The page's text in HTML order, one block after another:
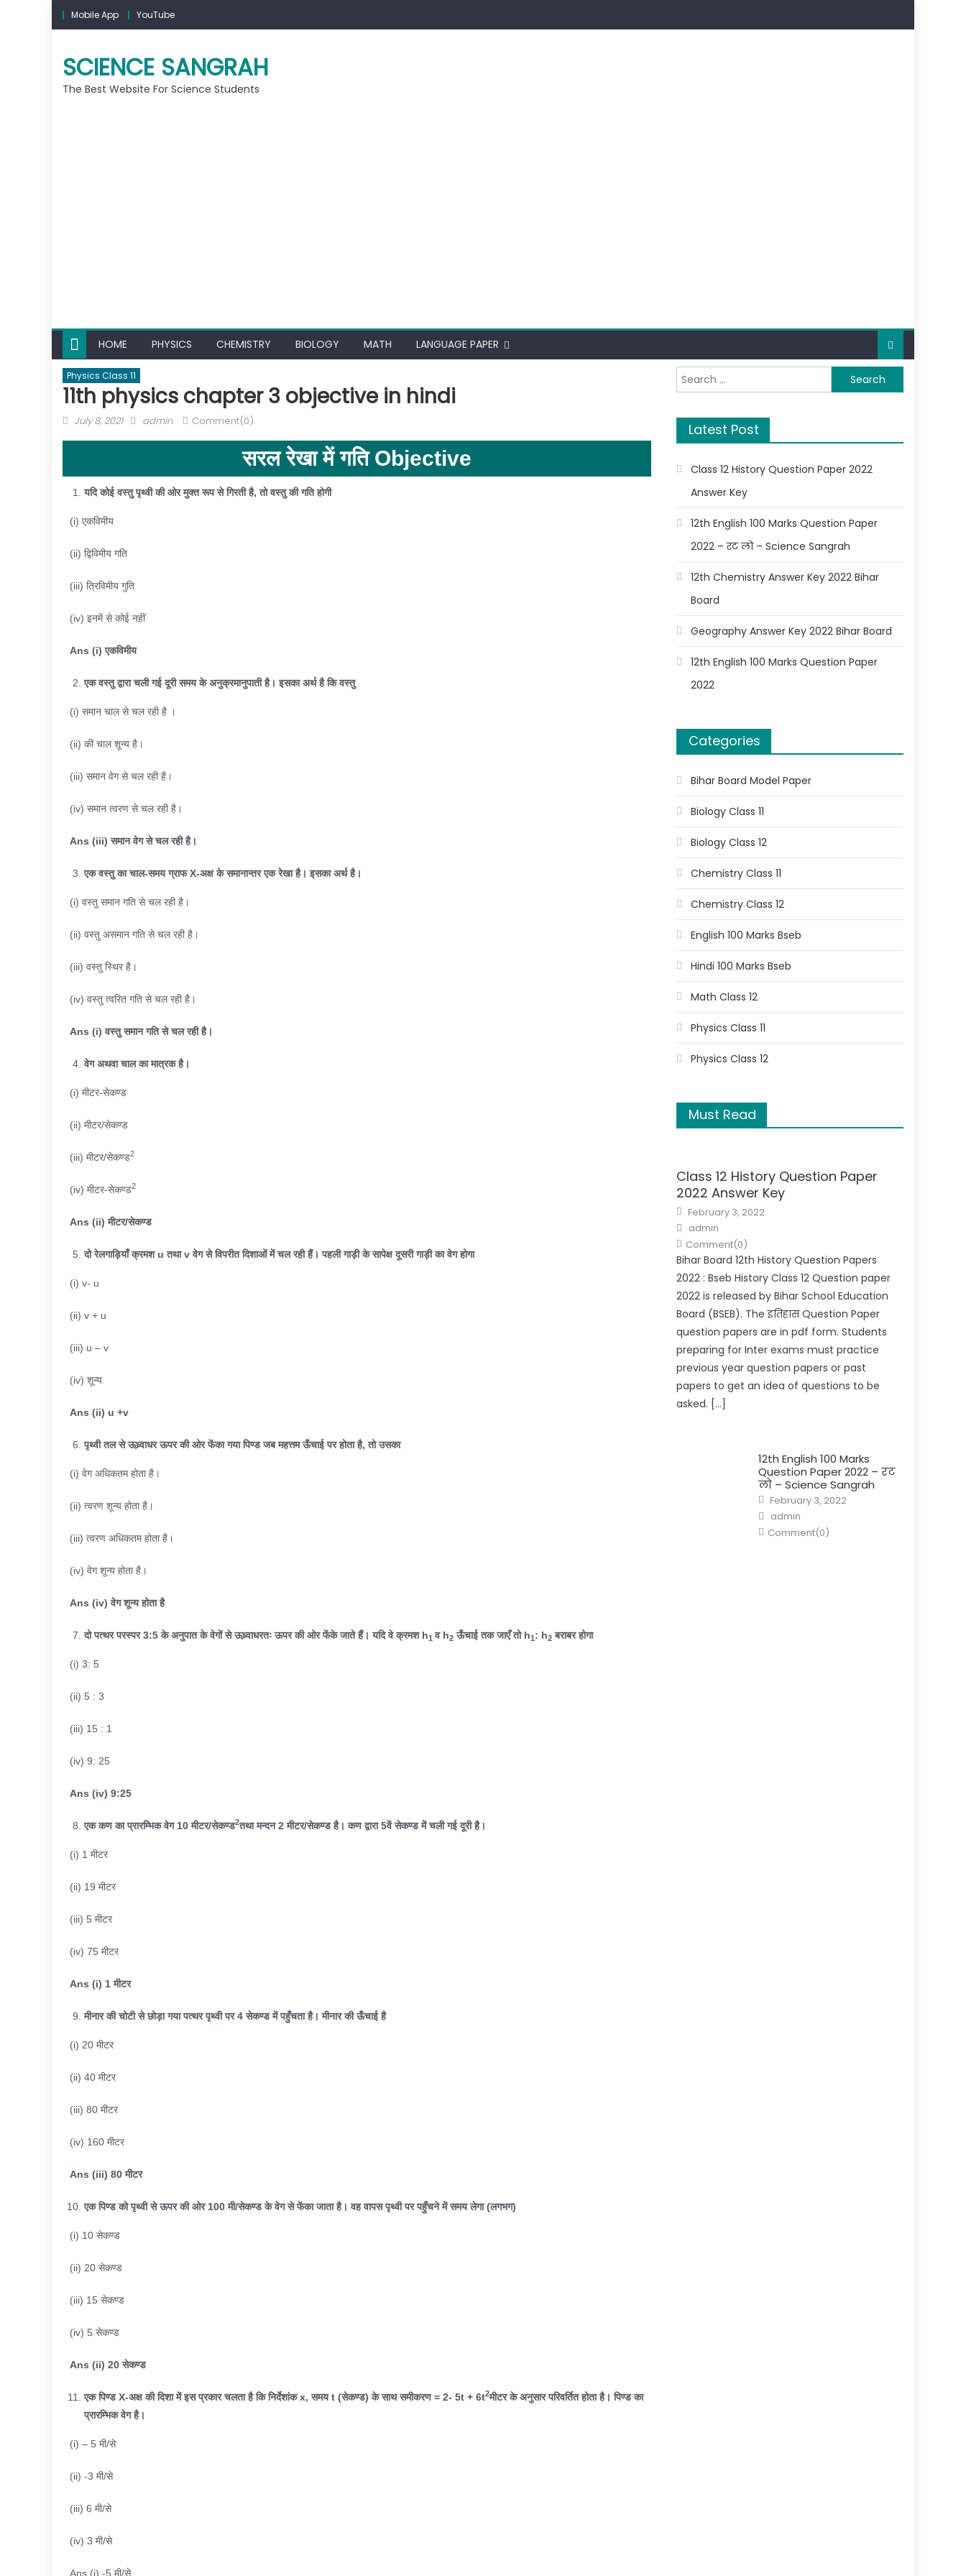
Mobile App YouTube
SCIENCE SANGRAH
The Best Website For Science Students
HOME PHYSICS CHEMISTRY BIOLOGY MATH LANGUAGE PAPER
Physics Class 11
11th physics chapter 3 objective in hindi
July 8, 2021 admin Comment(0)
सरल रेखा में गति Objective
यदि कोई वस्तु पृथ्वी की ओर मुक्त रूप से गिरती है,तो वस्तु की गति होगी
(i) एकविमीय
(ii) द्विविमीय गति
(iii) त्रिविमीय गुति
(iv) इनमें से कोई नहीं
Ans (i)एकविमीय
एक वस्तु द्वारा चली गई दूरी समय के अनुक्रमानुपाती है। इसका अर्थ है कि वस्तु
(i) समान चाल से चल रही है ।
(ii) की चाल शून्य है।
(iii) समान वेग से चल रही है।
(iv) समान त्वरण से चल रही है।
Ans (iii)समान वेग से चल रही है।
एक वस्तु का चाल-समय ग्राफX-अक्ष के समानान्तर एक रेखा है। इसका अर्थ है।
(i) वस्तु समान गति से चल रही है।
(ii) वस्तु असमान गति से चल रही है।
(iii) वस्तु स्थिर है।
(iv) वस्तु त्वरित गति से चल रही है।
Ans (i)वस्तु समान गति से चल रही है।
वेग अथवा चाल का मात्रक है।
(i) मीटर-सेकण्ड
(ii) मीटर/सेकण्ड
(iii) मीटर/सेकण्ड2
(iv) मीटर-सेकण्ड2
Ans (ii)मीटर/सेकण्ड
दो रेलगाड़ियाँ क्रमश uतथाvवेग से विपरीत दिशाओं में चल रही हैं। पहली गाड़ी के सापेक्ष दूसरी गाड़ी का वेग होगा
(i) v- u
(ii) v + u
(iii) u – v
(iv) शून्य
Ans (ii) u +v
पृथ्वी तल से ऊध्र्वाधर ऊपर की ओर फेंका गया पिण्ड जब महत्तम ऊँचाई पर होता है,तो उसका
(i) वेग अधिकतम होता है।
(ii) त्वरण शून्य होता है।
(iii) त्वरण अधिकतम होता है।
(iv) वेग शून्य होता है।
Ans (iv)वेग शून्य होता है
दो पत्थर परस्पर3:5के अनुपात के वेगों से ऊध्र्वाधरतः ऊपर की ओर फेंके जाते हैं। यदि वे क्रमशh1 व h2 ऊँचाई तक जाएँ तो h1: h2 बराबर होगा
(i) 3: 5
(ii) 5 : 3
(iii) 15 : 1
(iv) 9: 25
Ans (iv) 9:25
एक कण का प्रारम्भिक वेग 10मीटर/सेकण्ड2तथा मन्दन2मीटर/सेकण्ड है। कण द्वारा5वें सेकण्ड में चली गई दूरी है।
(i) 1 मीटर
(ii) 19 मीटर
(iii) 5 मीटर
(iv) 75 मीटर
Ans (i) 1मीटर
मीनार की चोटी से छोड़ा गया पत्थर पृथ्वी पर4सेकण्ड में पहुँचता है। मीनार की ऊँचाई है
(i) 20 मीटर
(ii) 40 मीटर
(iii) 80 मीटर
(iv) 160 मीटर
Ans (iii) 80मीटर
एक पिण्ड को पृथ्वी से ऊपर की ओर 100मी/सेकण्ड के वेग से फेंका जाता है। वह वापस पृथ्वी पर पहुँचने में समय लेगा (लगभग)
(i) 10 सेकण्ड
(ii) 20 सेकण्ड
(iii) 15 सेकण्ड
(iv) 5 सेकण्ड
Ans (ii) 20सेकण्ड
एक पिण्डX-अक्ष की दिशा में इस प्रकार चलता है कि निर्देशांकx,समयt (सेकण्ड) के साथ समीकरण = 2- 5t + 6t2मीटर के अनुसार परिवर्तित होता है। पिण्ड का
प्रारम्भिक वेग है।
(i) – 5 मी/से
(ii) -3 मी/से
(iii) 6 मी/से
(iv) 3 मी/से
Ans (i) -5 मी/से
Latest Post
Class 12 History Question Paper 2022
Answer Key
12th English 100 Marks Question Paper
2022 – रट लो – Science Sangrah
12th Chemistry Answer Key 2022 Bihar
Board
Geography Answer Key 2022 Bihar Board
12th English 100 Marks Question Paper
2022
Categories
Bihar Board Model Paper
Biology Class 11
Biology Class 12
Chemistry Class 11
Chemistry Class 12
English 100 Marks Bseb
Hindi 100 Marks Bseb
Math Class 12
Physics Class 11
Physics Class 12
Must Read
Class 12 History Question Paper
2022 Answer Key
February 3, 2022
admin
Comment(0)
Bihar Board 12th History Question Papers
2022 : Bseb History Class 12 Question paper
2022 is released by Bihar School Education
Board (BSEB). The इतिहास Question Paper
question papers are in pdf form. Students
preparing for Inter exams must practice
previous year question papers or past
papers to get an idea of questions to be
asked. […]
12th English 100 Marks
Question Paper 2022 – रट
लो – Science Sangrah
February 3, 2022
admin
Comment(0)